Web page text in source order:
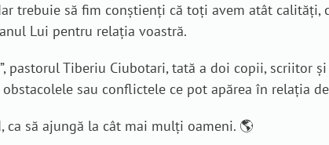
trebuie să fim conștienți că toți avem atât calități,
Lui pentru relația voastră.
pastorul Tiberiu Ciubotari, tată a doi copii, scriitor
sau conflictele ce pot apărea în relația
să ajungă la cât mai mulți oameni. 🌎